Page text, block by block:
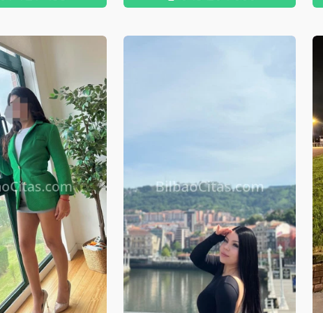
amable, cercana y
deseas conocer
refinada y
estaré
conocerte. Mi
tienes
donde quedamos,
siempre hacerte sonreír. Mi
hombres caballerosos y